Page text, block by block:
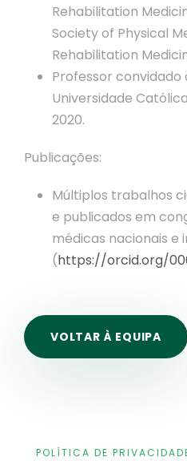
Rehabilitation
Society of Physical
Rehabilitation
Professor convidado
Universidade
2020.
Publicações:
Múltiplos trabalhos
e publicados em
médicas nacionais e
(https://orcid.org/
VOLTAR À EQUIPA
POLÍTICA DE